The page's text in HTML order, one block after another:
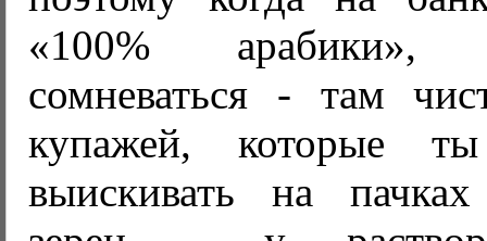
«100%
сомневаться - там
купажей, которые
выискивать на